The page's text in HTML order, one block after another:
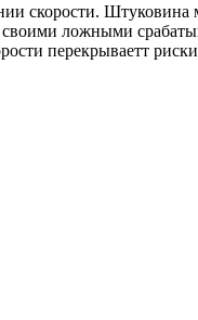
скорости.
своими ложными
перекрываетт